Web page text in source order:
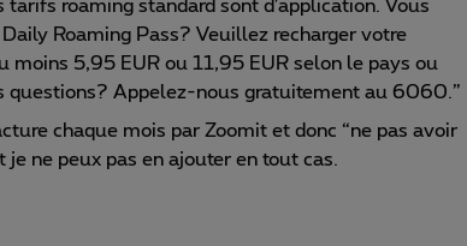
roaming standard sont d'application. Vous
Roaming Pass? Veuillez recharger votre
moins 5,95 EUR ou 11,95 EUR selon le pays ou
questions? Appelez-nous gratuitement au 6060.”
chaque mois par Zoomit et donc “ne pas avoir
je ne peux pas en ajouter en tout cas.